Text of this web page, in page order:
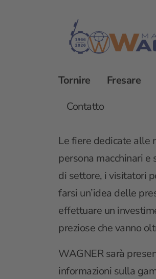
Tornire Fresare
Contatto
Assistenza Fiere di
Fiere
Le fiere dedicate alle
persona macchinari e
di settore, i visitatori
farsi un’idea delle
effettuare un
preziose che vanno
WAGNER sarà
informazioni sulla